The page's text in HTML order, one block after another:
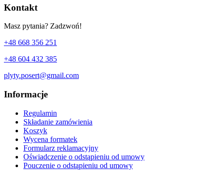
Kontakt
Masz pytania? Zadzwoń!
+48 668 356 251
+48 604 432 385
plyty.posert@gmail.com
Informacje
Regulamin
Składanie zamówienia
Koszyk
Wycena formatek
Formularz reklamacyjny
Oświadczenie o odstąpieniu od umowy
Pouczenie o odstąpieniu od umowy